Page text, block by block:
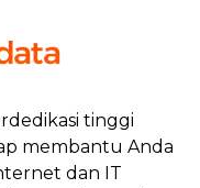
tinggi
membantu Anda
dan IT